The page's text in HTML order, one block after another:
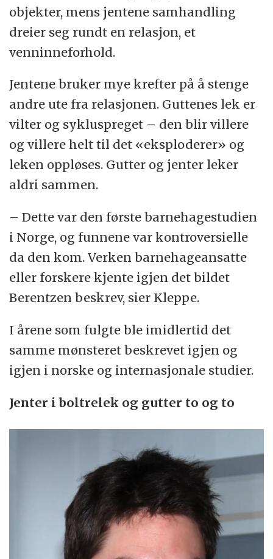
objekter, mens jentene samhandling
dreier seg rundt en relasjon, et
venninneforhold.
Jentene bruker mye krefter på å stenge
andre ute fra relasjonen. Guttenes lek er
vilter og sykluspreget – den blir villere
og villere helt til det «eksploderer» og
leken oppløses. Gutter og jenter leker
aldri sammen.
– Dette var den første barnehagestudien
i Norge, og funnene var kontroversielle
da den kom. Verken barnehageansatte
eller forskere kjente igjen det bildet
Berentzen beskrev, sier Kleppe.
I årene som fulgte ble imidlertid det
samme mønsteret beskrevet igjen og
igjen i norske og internasjonale studier.
Jenter i boltrelek og gutter to og to